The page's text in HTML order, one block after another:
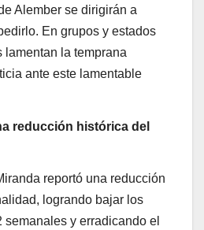
Alember se dirigirán a
En grupos y estados
lamentan la temprana
ante este lamentable
reducción histórica del
reportó una reducción
logrando bajar los
semanales y erradicando el